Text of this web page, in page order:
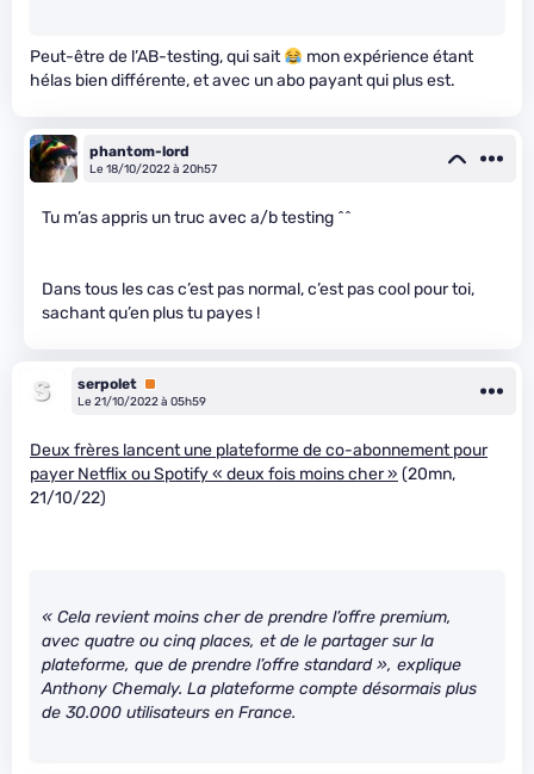
Peut-être de l’AB-testing, qui sait
mon expérience étant
hélas bien différente, et avec un abo payant qui plus est.
phantom-lord
Le 18/10/2022 à 20h57
Tu m’as appris un truc avec a/b testing ^^
Dans tous les cas c’est pas normal, c’est pas cool pour toi,
sachant qu’en plus tu payes !
serpolet Premium
Le 21/10/2022 à 05h59
Deux frères lancent une plateforme de co-abonnement pour
payer Netflix ou Spotify « deux fois moins cher » (20mn,
21/10/22)
« Cela revient moins cher de prendre l’offre premium,
avec quatre ou cinq places, et de le partager sur la
plateforme, que de prendre l’offre standard », explique
Anthony Chemaly. La plateforme compte désormais plus
de 30.000 utilisateurs en France.